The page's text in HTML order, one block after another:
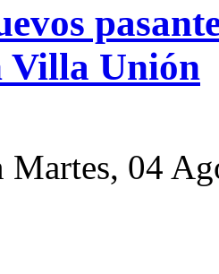
Villa Unión
Martes, 04